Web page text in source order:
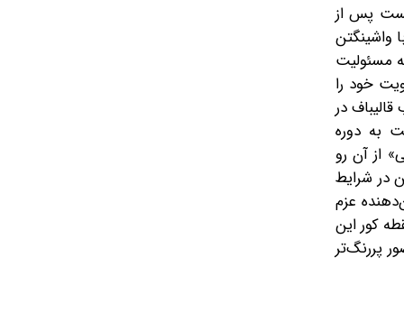
پس از
واشینگتن
مسئولیت
خود را
در
به دوره
از آن رو
در شرایط
عزم
کور این
پررنگ‌تر